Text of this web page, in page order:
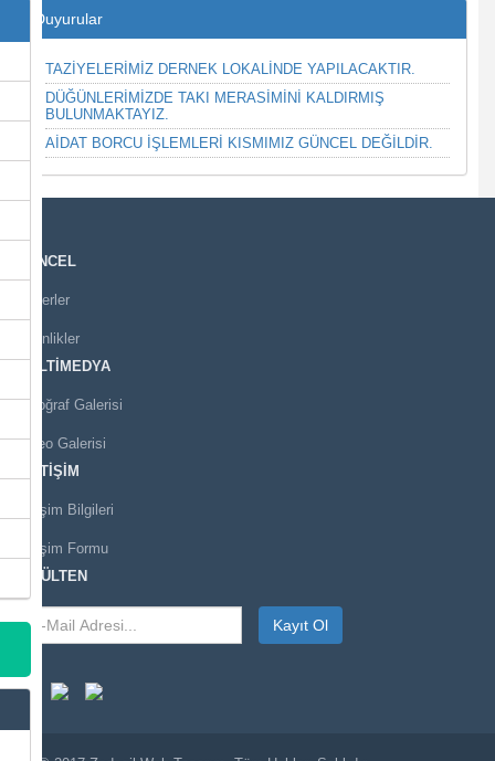
Duyurular
TAZİYELERİMİZ DERNEK LOKALİNDE YAPILACAKTIR.
DÜĞÜNLERİMİZDE TAKI MERASİMİNİ KALDIRMIŞ
BULUNMAKTAYIZ.
AİDAT BORCU İŞLEMLERİ KISMIMIZ GÜNCEL DEĞİLDİR.
GÜNCEL
Haberler
Etkinlikler
MULTİMEDYA
Fotoğraf Galerisi
Video Galerisi
İLETİŞİM
İletişim Bilgileri
İletişim Formu
E-BÜLTEN
Kayıt Ol